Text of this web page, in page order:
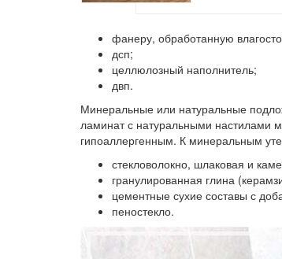
фанеру, обработанную
дсп;
целлюлозный наполнитель;
двп.
Минеральные или натуральные
ламинат с натуральными настилами
гипоаллергенным. К минеральным
стекловолокно, шлаковая и
гранулированная глина
цементные сухие составы с
пеностекло.